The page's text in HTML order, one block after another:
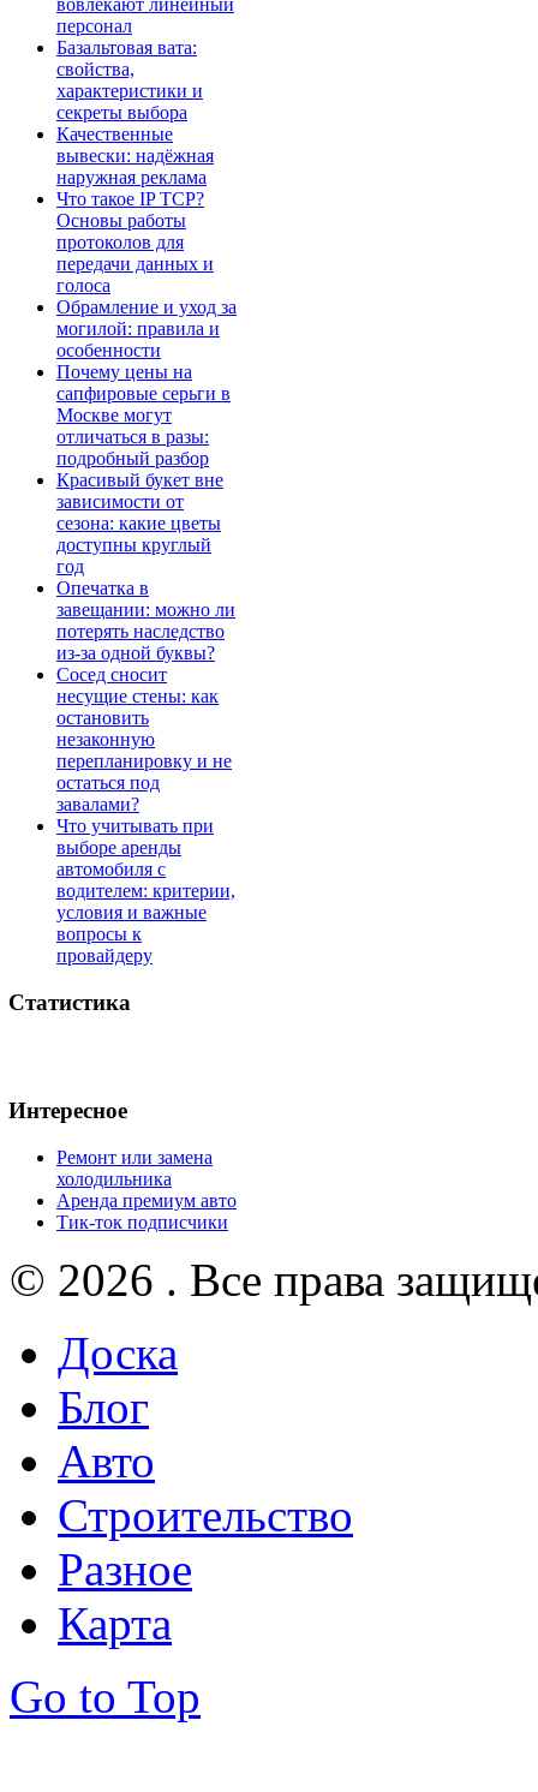
вовлекают линейный
персонал
Базальтовая вата:
свойства,
характеристики и
секреты выбора
Качественные
вывески: надёжная
наружная реклама
Что такое IP TCP?
Основы работы
протоколов для
передачи данных и
голоса
Обрамление и уход за
могилой: правила и
особенности
Почему цены на
сапфировые серьги в
Москве могут
отличаться в разы:
подробный разбор
Красивый букет вне
зависимости от
сезона: какие цветы
доступны круглый
год
Опечатка в
завещании: можно ли
потерять наследство
из-за одной буквы?
Сосед сносит
несущие стены: как
остановить
незаконную
перепланировку и не
остаться под
завалами?
Что учитывать при
выборе аренды
автомобиля с
водителем: критерии,
условия и важные
вопросы к
провайдеру
Статистика
Интересное
Ремонт или замена
холодильника
Аренда премиум авто
Тик-ток подписчики
© 2026 . Все права
Доска
Блог
Авто
Строительство
Разное
Карта
Go to Top